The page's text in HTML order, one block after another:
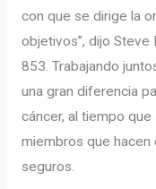
con que se dirige la
objetivos”, dijo
853. Trabajando
una gran diferencia
cáncer, al tiempo
miembros que hacen
seguros.